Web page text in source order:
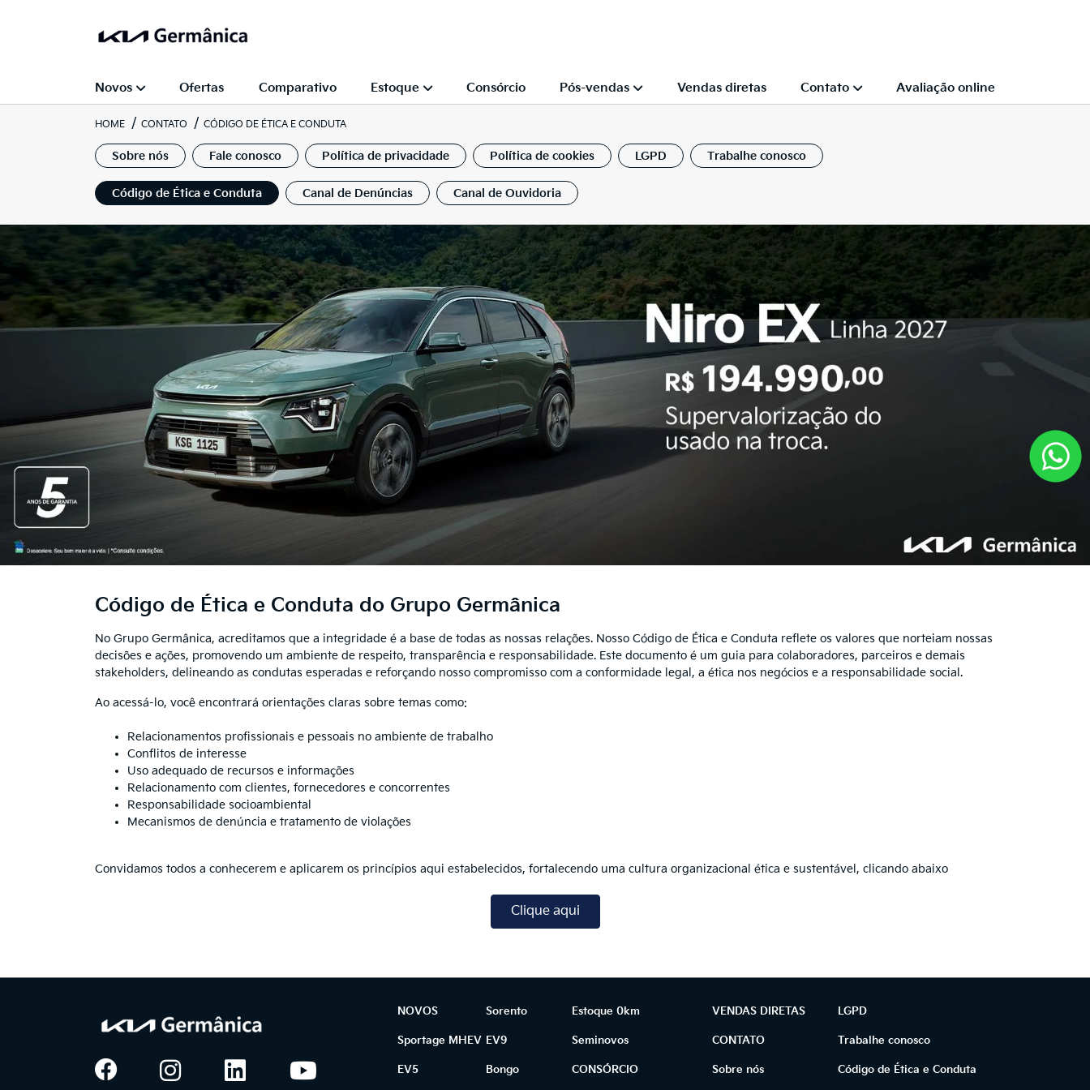
Novos Ofertas Comparativo Estoque Consórcio Pós-vendas Vendas diretas Contato Avaliação online
HOME CONTATO CÓDIGO DE ÉTICA E CONDUTA
Sobre nós Fale conosco Política de privacidade Política de cookies LGPD Trabalhe conosco
Código de Ética e Conduta Canal de Denúncias Canal de Ouvidoria
Código de Ética e Conduta do Grupo Germânica
No Grupo Germânica, acreditamos que a integridade é a base de todas as nossas relações. Nosso Código de Ética e Conduta reflete os valores que norteiam nossas
decisões e ações, promovendo um ambiente de respeito, transparência e responsabilidade. Este documento é um guia para colaboradores, parceiros e demais
stakeholders, delineando as condutas esperadas e reforçando nosso compromisso com a conformidade legal, a ética nos negócios e a responsabilidade social.
Ao acessá-lo, você encontrará orientações claras sobre temas como:
Relacionamentos profissionais e pessoais no ambiente de trabalho
Conflitos de interesse
Uso adequado de recursos e informações
Relacionamento com clientes, fornecedores e concorrentes
Responsabilidade socioambiental
Mecanismos de denúncia e tratamento de violações
Convidamos todos a conhecerem e aplicarem os princípios aqui estabelecidos, fortalecendo uma cultura organizacional ética e sustentável, clicando abaixo
Clique aqui
NOVOS
Sportage MHEV
EV5
Sorento
EV9
Bongo
Estoque 0km
Seminovos
CONSÓRCIO
VENDAS DIRETAS
CONTATO
Sobre nós
LGPD
Trabalhe conosco
Código de Ética e Conduta